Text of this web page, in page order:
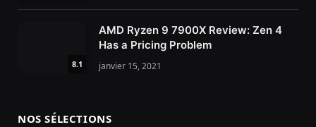
8.1
AMD Ryzen 9 7900X Review: Zen 4
Has a Pricing Problem
janvier 15, 2021
NOS SÉLECTIONS